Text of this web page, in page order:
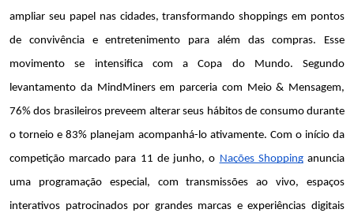
ampliar seu papel nas cidades, transformando shoppings em pontos
de convivência e entretenimento para além das compras. Esse
movimento se intensifica com a Copa do Mundo. Segundo
levantamento da MindMiners em parceria com Meio & Mensagem,
76% dos brasileiros preveem alterar seus hábitos de consumo durante
o torneio e 83% planejam acompanhá-lo ativamente. Com o início da
competição marcado para 11 de junho, o Nações Shopping anuncia
uma programação especial, com transmissões ao vivo, espaços
interativos patrocinados por grandes marcas e experiências digitais